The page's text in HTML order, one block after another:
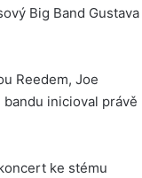
Big Band Gustava
Reedem, Joe
inicioval právě
ke stému